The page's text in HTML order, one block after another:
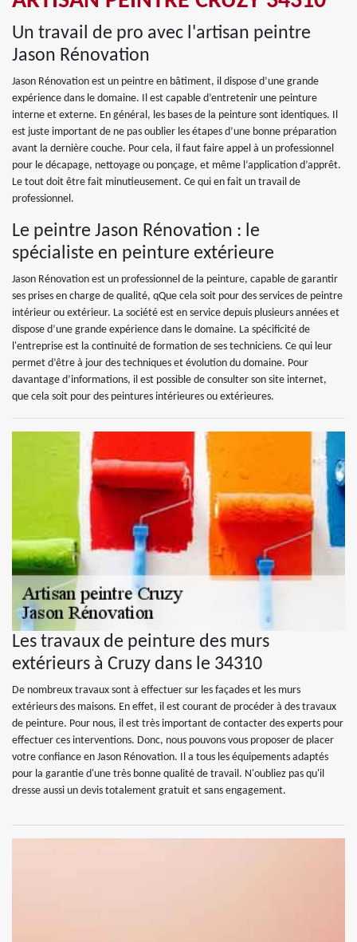
Un travail de pro avec l'artisan peintre
Jason Rénovation
Jason Rénovation est un peintre en bâtiment, il dispose d’une grande
expérience dans le domaine. Il est capable d’entretenir une peinture
interne et externe. En général, les bases de la peinture sont identiques. Il
est juste important de ne pas oublier les étapes d’une bonne préparation
avant la dernière couche. Pour cela, il faut faire appel à un professionnel
pour le décapage, nettoyage ou ponçage, et même l’application d’apprêt.
Le tout doit être fait minutieusement. Ce qui en fait un travail de
professionnel.
Le peintre Jason Rénovation : le
spécialiste en peinture extérieure
Jason Rénovation est un professionnel de la peinture, capable de garantir
ses prises en charge de qualité, qQue cela soit pour des services de peintre
intérieur ou extérieur. La société est en service depuis plusieurs années et
dispose d’une grande expérience dans le domaine. La spécificité de
l'entreprise est la continuité de formation de ses techniciens. Ce qui leur
permet d’être à jour des techniques et évolution du domaine. Pour
davantage d’informations, il est possible de consulter son site internet,
que cela soit pour des peintures intérieures ou extérieures.
Les travaux de peinture des murs
extérieurs à Cruzy dans le 34310
De nombreux travaux sont à effectuer sur les façades et les murs
extérieurs des maisons. En effet, il est courant de procéder à des travaux
de peinture. Pour nous, il est très important de contacter des experts pour
effectuer ces interventions. Donc, nous pouvons vous proposer de placer
votre confiance en Jason Rénovation. Il a tous les équipements adaptés
pour la garantie d'une très bonne qualité de travail. N'oubliez pas qu'il
dresse aussi un devis totalement gratuit et sans engagement.